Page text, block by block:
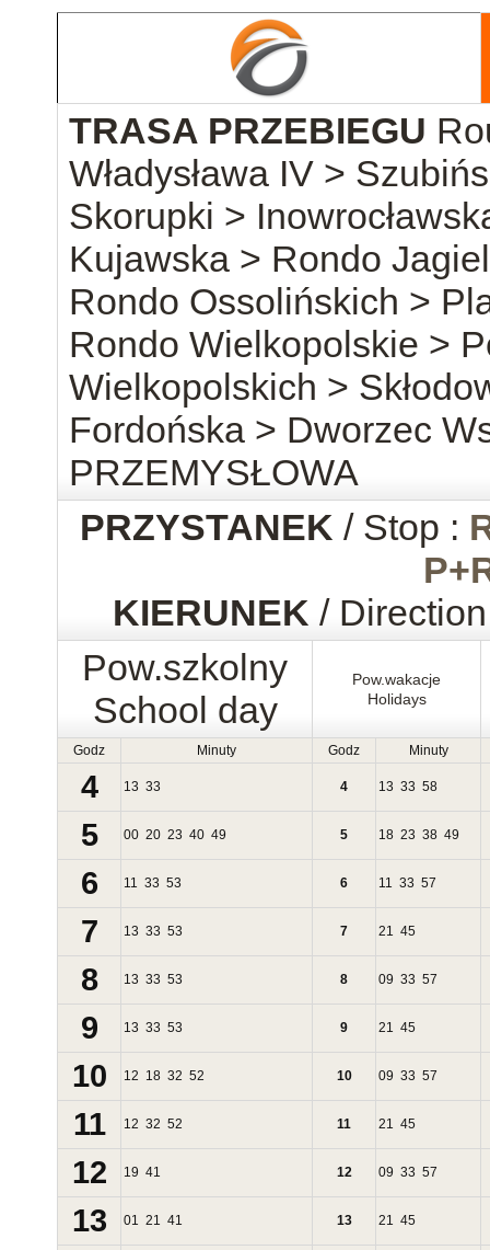
TRASA PRZEBIEGU
Władysława IV >
Skorupki >
Kujawska > Rondo
Rondo Ossolińskich >
Rondo Wielkopolskie >
Wielkopolskich >
Fordońska > Dworzec
PRZEMYSŁOWA
PRZYSTANEK / Stop :
KIERUNEK /
Pow.szkolny
School day
Pow.wakacje
Holidays
Godz Minuty Godz Minuty
4 13 33 4 13 33 58
5 00 20 23 40 49 5 18 23 38 49
6 11 33 53 6 11 33 57
7 13 33 53 7 21 45
8 13 33 53 8 09 33 57
9 13 33 53 9 21 45
10 12 18 32 52 10 09 33 57
11 12 32 52 11 21 45
12 19 41 12 09 33 57
13 01 21 41 13 21 45